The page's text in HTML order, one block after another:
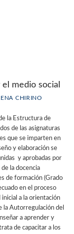
medio social
CHIRINO
la Estructura de
de las asignaturas
que se imparten en
y elaboración se
y aprobadas por
la docencia
de formación (Grado
en el proceso
a la orientación
la Autorregulación del
a aprender y
de capacitar a los